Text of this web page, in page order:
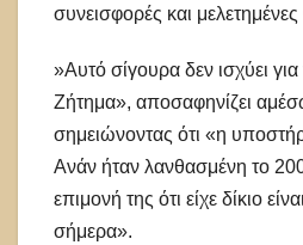
συνεισφορές και μελετημένες
»Αυτό σίγουρα δεν ισχύει
Ζήτημα», αποσαφηνίζει
σημειώνοντας ότι «η
Ανάν ήταν λανθασμένη το
επιμονή της ότι είχε δίκιο
σήμερα».